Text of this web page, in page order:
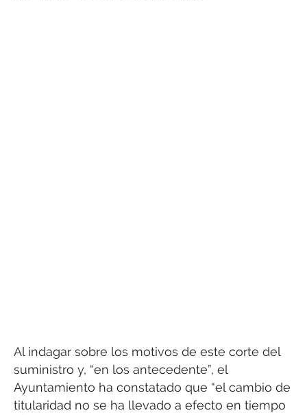
Al indagar sobre los motivos de este corte del
suministro y, “en los antecedente”, el
Ayuntamiento ha constatado que “el cambio de
titularidad no se ha llevado a efecto en tiempo